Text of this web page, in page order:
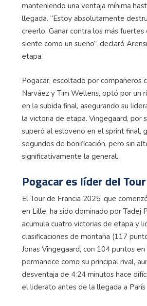
manteniendo una ventaja mínima
llegada. “Estoy absolutamente
creerlo. Ganar contra los más fuertes
siente como un sueño”, declaró
etapa.
Pogacar, escoltado por compañeros
Narváez y Tim Wellens, optó por un
en la subida final, asegurando su
la victoria de etapa. Vingegaard, por
superó al esloveno en el sprint final,
segundos de bonificación, pero sin
significativamente la general.
Pogacar es líder del
El Tour de Francia 2025, que
en Lille, ha sido dominado por Tadej
acumula cuatro victorias de etapa y
clasificaciones de montaña (117
Jonas Vingegaard, con 104 puntos
permanece como su principal rival,
desventaja de 4:24 minutos hace
el liderato antes de la llegada a